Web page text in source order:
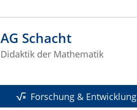
AG Schacht
Didaktik der Mathematik
Forschung & Entwicklung